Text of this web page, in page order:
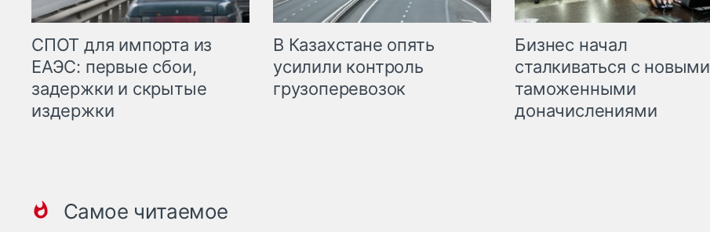
СПОТ для импорта из
ЕАЭС: первые сбои,
задержки и скрытые
издержки
В Казахстане опять
усилили контроль
грузоперевозок
Бизнес начал
сталкиваться с новыми
таможенными
доначислениями
Самое читаемое